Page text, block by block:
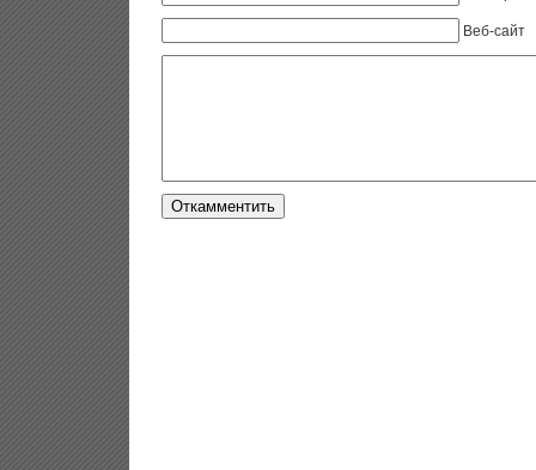
Веб-сайт